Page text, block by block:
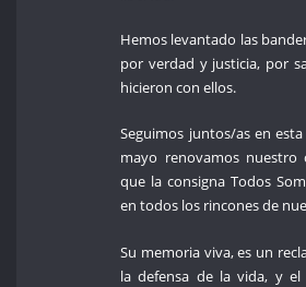
Hemos levantado las
por verdad y justicia, por
hicieron con ellos.
Seguimos juntos/as en
mayo renovamos nuestro
que la consigna Todos
en todos los rincones de
Su memoria viva, es un
la defensa de la vida, y